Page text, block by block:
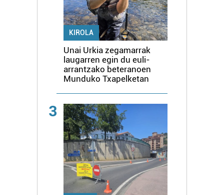
KIROLA
Unai Urkia zegamarrak
laugarren egin du euli-
arrantzako beteranoen
Munduko Txapelketan
3